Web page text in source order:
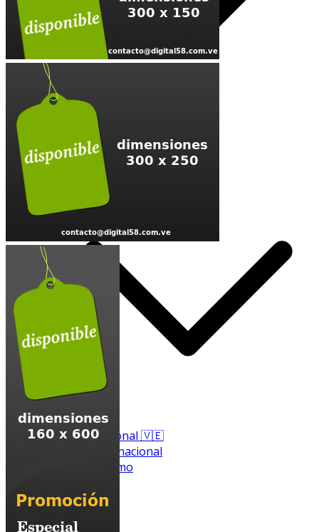
Nacional 🇻🇪
Internacional
Hipismo
Nacional 🇻🇪
Internacional
Motociclismo